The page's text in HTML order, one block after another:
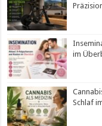
im
Schlaf